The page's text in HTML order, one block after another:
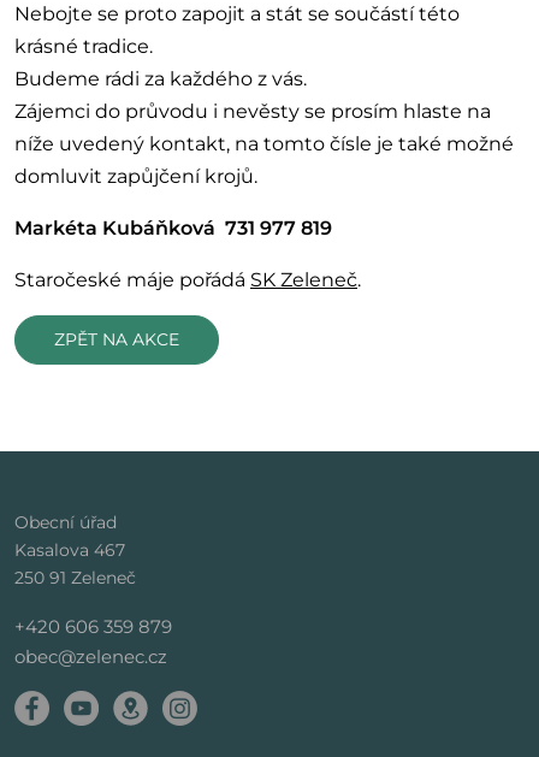
Nebojte se proto zapojit a stát se součástí této
krásné tradice.
Budeme rádi za každého z vás.
Zájemci do průvodu i nevěsty se prosím hlaste na
níže uvedený kontakt, na tomto čísle je také možné
domluvit zapůjčení krojů.
Markéta Kubáňková 731 977 819
Staročeské máje pořádá SK Zeleneč.
ZPĚT NA AKCE
Obecní úřad
Kasalova 467
250 91 Zeleneč
+420 606 359 879
obec@zelenec.cz